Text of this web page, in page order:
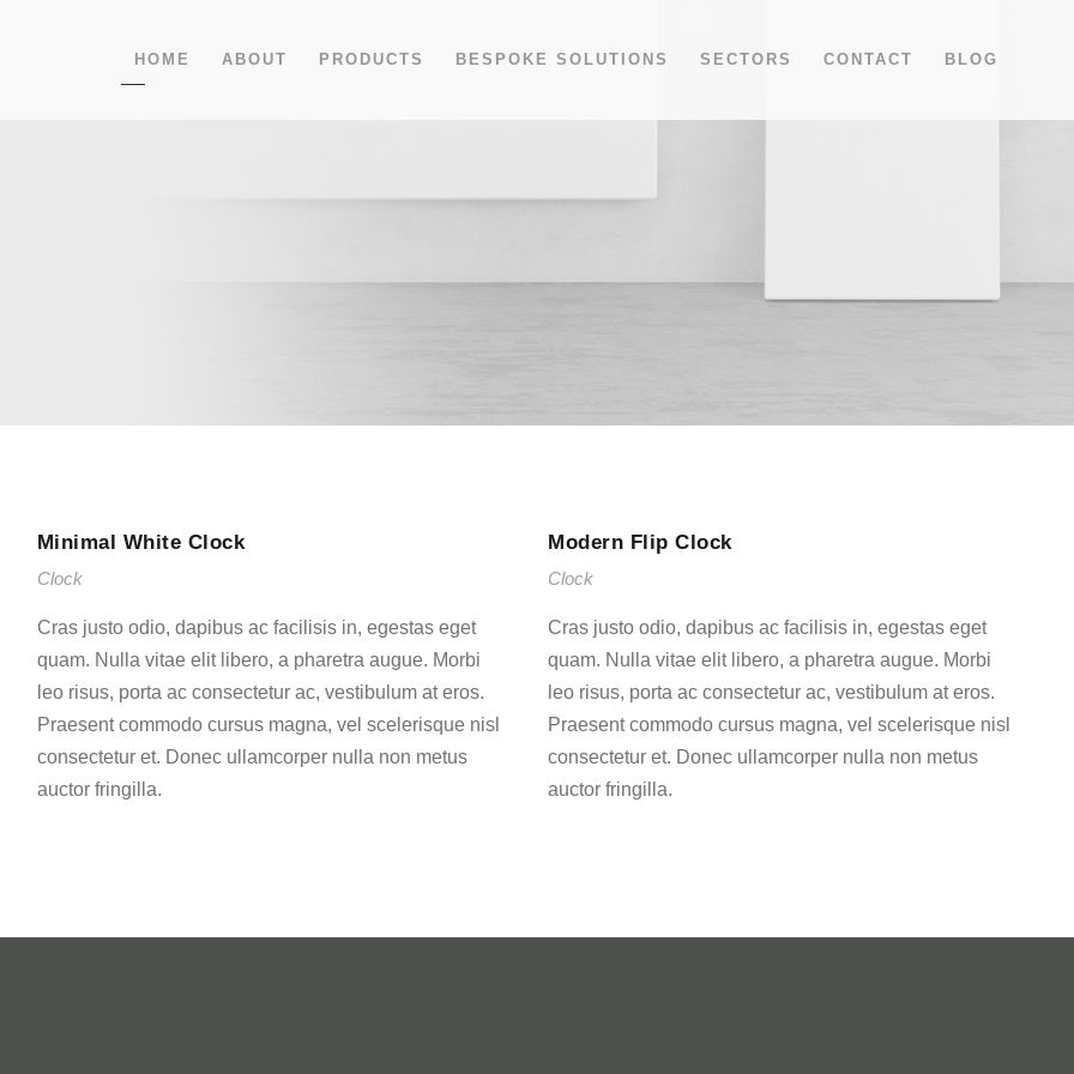
HOME ABOUT PRODUCTS BESPOKE SOLUTIONS SECTORS CONTACT BLOG
Minimal White Clock
Clock
Cras justo odio, dapibus ac facilisis in, egestas eget
quam. Nulla vitae elit libero, a pharetra augue. Morbi
leo risus, porta ac consectetur ac, vestibulum at eros.
Praesent commodo cursus magna, vel scelerisque nisl
consectetur et. Donec ullamcorper nulla non metus
auctor fringilla.
Modern Flip Clock
Clock
Cras justo odio, dapibus ac facilisis in, egestas eget
quam. Nulla vitae elit libero, a pharetra augue. Morbi
leo risus, porta ac consectetur ac, vestibulum at eros.
Praesent commodo cursus magna, vel scelerisque nisl
consectetur et. Donec ullamcorper nulla non metus
auctor fringilla.